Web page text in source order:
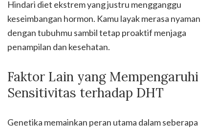
Hindari diet ekstrem yang justru mengganggu
keseimbangan hormon. Kamu layak merasa nyaman
dengan tubuhmu sambil tetap proaktif menjaga
penampilan dan kesehatan.
Faktor Lain yang Mempengaruhi
Sensitivitas terhadap DHT
Genetika memainkan peran utama dalam seberapa